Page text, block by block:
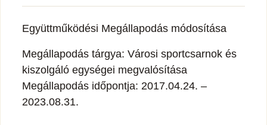
Együttműködési Megállapodás módosítása
Megállapodás tárgya: Városi sportcsarnok és
kiszolgáló egységei megvalósítása
Megállapodás időpontja: 2017.04.24. –
2023.08.31.